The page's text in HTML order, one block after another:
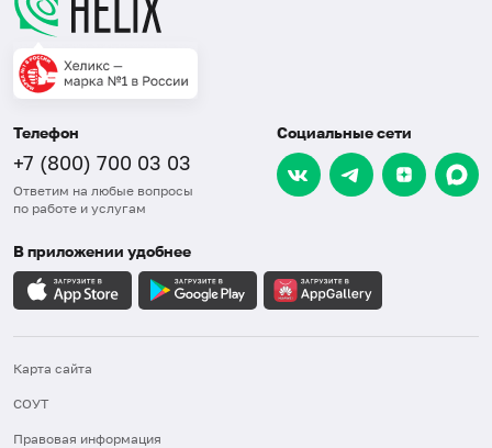
Телефон
+7 (800) 700 03 03
Ответим на любые вопросы
по работе и услугам
Социальные сети
В приложении удобнее
Карта сайта
СОУТ
Правовая информация